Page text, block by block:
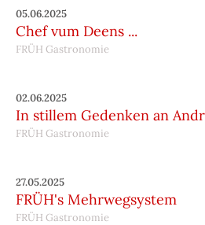
05.06.2025
Chef vum Deens ...
FRÜH Gastronomie
02.06.2025
In stillem Gedenken an
FRÜH Gastronomie
27.05.2025
FRÜH's Mehrwegsystem
FRÜH Gastronomie